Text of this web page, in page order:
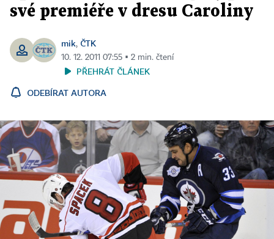
své premiéře v dresu Caroliny
mik, ČTK
10. 12. 2011 07:55 ▪ 2 min. čtení
PŘEHRÁT ČLÁNEK
ODEBÍRAT AUTORA